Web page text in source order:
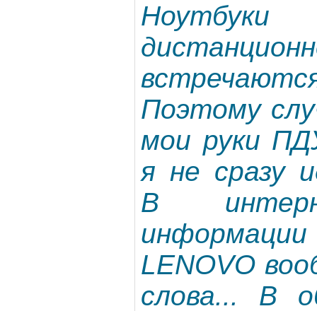
Поэтому
мои руки
я не сразу
В
LENOVO
слова... В